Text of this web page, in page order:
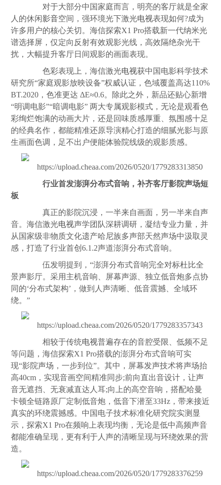
对于大部分中国家庭而言，明亮的客厅就是全家
人的休闲影音空间，强环境光下激光电视表现如何?成为
许多用户的核心关切。海信探索X1 Pro搭载新一代纳米光
谱选择屏，仅定向反射有效观影光线，高效隔绝杂光干
扰，大幅提升客厅日间观影的画面表现。
色彩表现上，海信激光电视获中国电影科学技术
研究所“家庭观影放映设备”权威认证，色域覆盖高达110%
BT.2020，色准更达 ΔE≈0.6。除此之外，新品还贴心新增
“明调电影”“暗调电影” 两大专属观影模式，无论是观看色
彩绚烂饱满的动画大片，还是回味质感厚重、氛围感十足
的经典名作，都能精准还原导演精心打造的细腻光影与原
生画面色调，足不出户便能体验院线级的观影质感。
行业首发澎湃分布式音响，补齐客厅影院声场短
板
真正的影院沉浸，一半来自画面，另一半来自声
音。海信激光电视声学团队深耕调研，凝结专业力量，并
从国家级非物质文化遗产哈尼族多声部天然声场中汲取灵
感，打造了行业首创6.1.2声道澎湃分布式音响。
伍发明提到，“澎湃分布式音响完全对标杜比全
景声影厅。采用主机音响、屏幕声源、独立低音炮多点协
同的‘分布式架构’，做到人声清晰、低音震撼、全域环
绕。”
相较于传统电视普遍存在的音腔受限、低频不足
等问题，海信探索X1 Pro搭载的澎湃分布式音响可实
现“影院声场，一步到位”。其中，屏幕发声技术将声场抬
高40cm，实现音画空间精准同步;前向直出音设计，让声
音无遮挡、无衰减直达人耳;向上的高空音响，搭配哈曼
卡顿全链路原厂定制低音炮，低音下潜至33Hz，带来接近
真实的环绕震撼感。中国电子技术标准化研究院实测显
示，探索X1 Pro在频响上表现均衡，无论是低中高频声音
都能准确呈现，更有利于人声的清晰呈现与环绕效果的营
造。